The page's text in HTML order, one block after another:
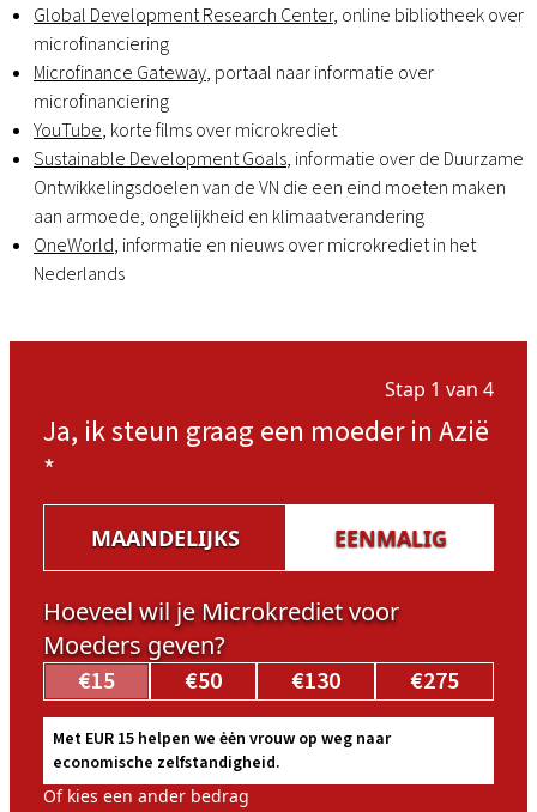
Global Development Research Center, online bibliotheek over
microfinanciering
Microfinance Gateway, portaal naar informatie over
microfinanciering
YouTube, korte films over microkrediet
Sustainable Development Goals, informatie over de Duurzame
Ontwikkelingsdoelen van de VN die een eind moeten maken
aan armoede, ongelijkheid en klimaatverandering
OneWorld, informatie en nieuws over microkrediet in het
Nederlands
Stap 1 van 4
Ja, ik steun graag een moeder in Azië
*
MAANDELIJKS EENMALIG
Hoeveel wil je Microkrediet voor
Moeders geven?
€15 €50 €130 €275
Met EUR 15 helpen we ėėn vrouw op weg naar
economische zelfstandigheid.
Of kies een ander bedrag